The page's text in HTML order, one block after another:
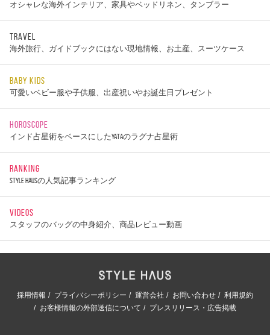
オシャレな海外インテリア、家具やベッドリネン、タンブラー
TRAVEL
海外旅行、ガイドブックにはない現地情報、お土産、スーツケース
BABY KIDS
可愛いベビー服や子供服、出産祝いやお誕生日プレゼント
HOROSCOPE
インド占星術をベースにしたYATAのラグナ占星術
RANKING
STYLE HAUSの人気記事ランキング
VIDEOS
スタッフのバッグの中身紹介、商品レビュー動画
採用情報 プライバシーポリシー 運営会社 お問い合わせ
利用規約
お客様情報の外部送信について
プレスリリース・広告掲載